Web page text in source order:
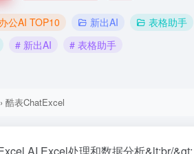
办公AI TOP10 新出AI 表格助手
# 新出AI # 表格助手
› 酷表ChatExcel